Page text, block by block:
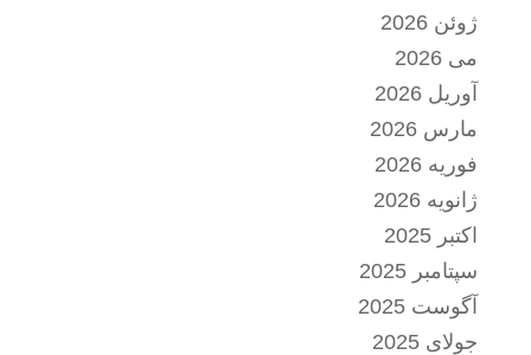
ژوئن 2026
می 2026
آوریل 2026
مارس 2026
فوریه 2026
ژانویه 2026
اکتبر 2025
سپتامبر 2025
آگوست 2025
جولای 2025